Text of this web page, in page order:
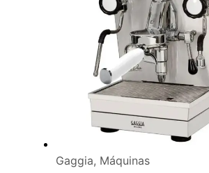
Gaggia, Máquinas